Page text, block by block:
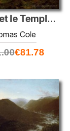
Le Vale et le Temple de Segest, Sicile
Cole
€81.78